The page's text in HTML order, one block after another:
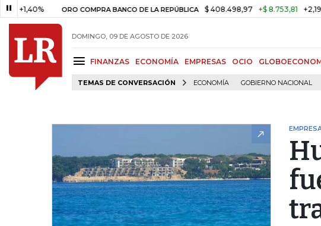
ORO COMPRA BANCO DE LA REPÚBLICA $ 408.498,97 +$ 8.753,81 +2,19%
DOMINGO, 09 DE AGOSTO DE 2026
FINANZAS ECONOMÍA EMPRESAS OCIO
TEMAS DE CONVERSACIÓN ECONOMÍA GOBIERNO NACIONAL